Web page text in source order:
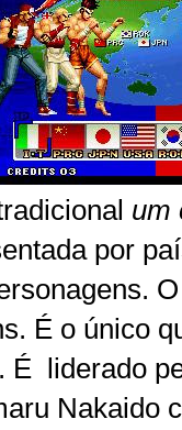
um
por
É o único
É liderado
Nakaido